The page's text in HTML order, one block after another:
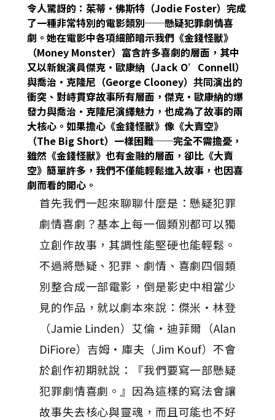
令人驚訝的：茱蒂·佛斯特（Jodie Foster）完成
了一種非常特別的電影類別──懸疑犯罪劇情喜
劇。她在電影中各項細節暗示我們《金錢怪獸》
（Money Monster）富含許多喜劇的層面，其中
又以新銳演員傑克‧歐康納（Jack O’Connell）
與喬治‧克隆尼（George Clooney）共同演出的
衝突、對峙貫穿故事所有層面，傑克‧歐康納的爆
發力與喬治‧克隆尼演繹魅力，也成為了故事的兩
大核心。如果擔心《金錢怪獸》像《大賣空》
（The Big Short）一樣困難──完全不需擔憂，
雖然《金錢怪獸》也有金融的層面，卻比《大賣
空》簡單許多，我們不僅能輕鬆進入故事，也因喜
劇而看的開心。
首先我們一起來聊聊什麼是：懸疑犯罪
劇情喜劇？基本上每一個類別都可以獨
立創作故事，其調性能堅硬也能輕鬆。
不過將懸疑、犯罪、劇情、喜劇四個類
別整合成一部電影，倒是影史中相當少
見的作品，就以劇本來說：傑米‧林登
（Jamie Linden）艾倫‧迪菲爾（Alan
DiFiore）吉姆‧庫夫（Jim Kouf）不會
於創作初期就說：『我們要寫一部懸疑
犯罪劇情喜劇。』因為這樣的寫法會讓
故事失去核心與靈魂，而且可能也不好